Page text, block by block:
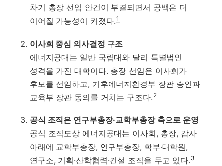
차기 총장 선임 안건이 부결되면서 공백은 더
이어질 가능성이 커졌다.1
이사회 중심 의사결정 구조
에너지공대는 일반 국립대와 달리 특별법인
성격을 가진 대학이다. 총장 선임은 이사회가
후보를 선임하고, 기후에너지환경부 장관 승인과
교육부 장관 동의를 거치는 구조다. 2
공식 조직은 연구부총장·교학부총장 축으로 운영
공식 조직도상 에너지공대는 이사회, 총장, 감사
아래에 교학부총장, 연구부총장, 학부·대학원,
연구소, 기획·산학협력·건설 조직을 두고 있다. 3